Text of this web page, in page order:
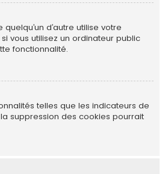
d’autre utilise votre
vous utilisez un ordinateur public
fonctionnalité.
telles que les indicateurs de
suppression des cookies pourrait